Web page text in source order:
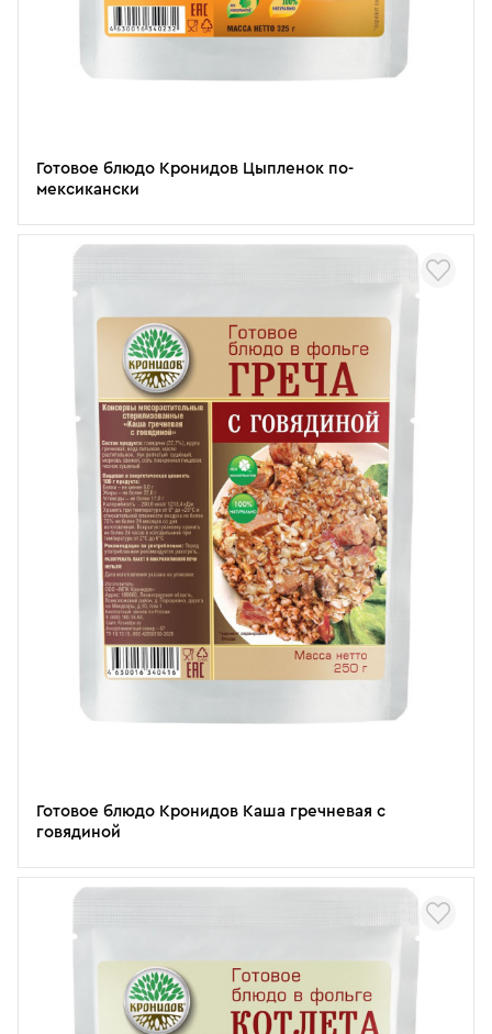
Готовое блюдо Кронидов Цыпленок по-
мексикански
Готовое блюдо Кронидов Каша гречневая с
говядиной